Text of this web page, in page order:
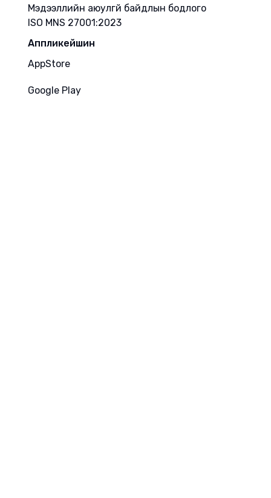
Мэдээллийн аюулгүй байдлын бодлого
ISO MNS 27001:2023
Аппликейшин
AppStore
Google Play